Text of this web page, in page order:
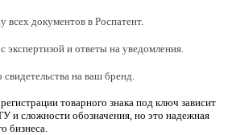
всех документов в Роспатент.
экспертизой и ответы на уведомления.
на ваш бренд.
товарного знака под ключ зависит
и сложности обозначения, но это надежная
бизнеса.